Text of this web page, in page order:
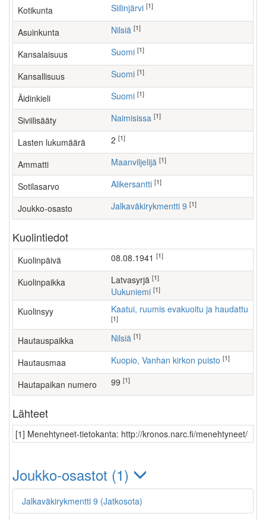
Kotikunta Siilinjärvi [1]
Asuinkunta Nilsiä [1]
Kansalaisuus Suomi [1]
Kansallisuus Suomi [1]
Äidinkieli Suomi [1]
Siviilisääty Naimisissa [1]
Lasten lukumäärä [1]
Ammatti maanviljelijä [1]
Sotilasarvo Alikersantti [1]
Joukko-osasto Jalkaväkirykmentti 9 [1]
Kuolintiedot
Kuolinpäivä 08.08.1941 [1]
Kuolinpaikka Latvasyrjä [1]
Uukuniemi [1]
Kuolinsyy Kaatui, ruumis evakuoitu ja haudattu
[1]
Hautauspaikka Nilsiä [1]
Hautausmaa Kuopio, Vanhan kirkon puisto [1]
Hautapaikan numero 99 [1]
Lähteet
[1] Menehtyneet-tietokanta: http://kronos.narc.fi/menehtyneet/
Joukko-osastot (1)
Jalkaväkirykmentti 9 (Jatkosota)